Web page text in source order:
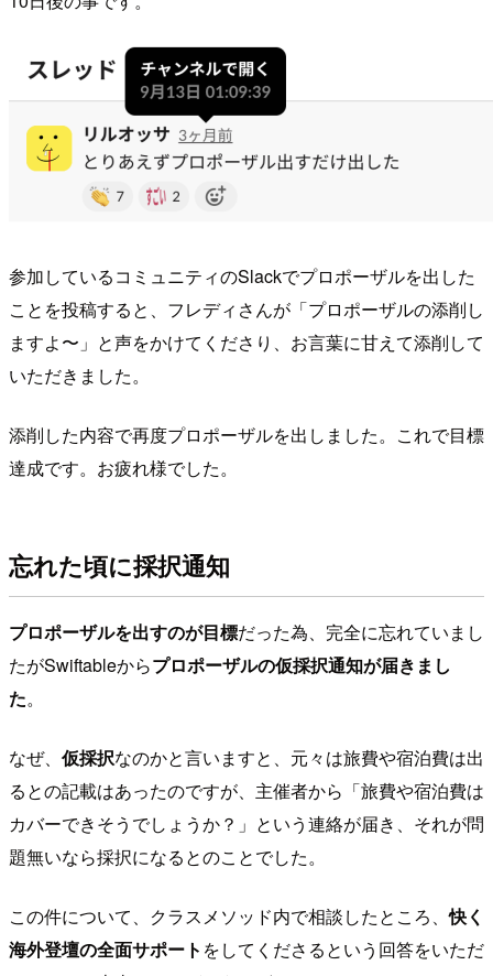
参加しているコミュニティのSlackでプロポーザルを出した
ことを投稿すると、フレディさんが「プロポーザルの添削し
ますよ〜」と声をかけてくださり、お言葉に甘えて添削して
いただきました。
添削した内容で再度プロポーザルを出しました。これで目標
達成です。お疲れ様でした。
忘れた頃に採択通知
プロポーザルを出すのが目標だった為、完全に忘れていまし
たがSwiftableからプロポーザルの仮採択通知が届きまし
た。
なぜ、 仮採択なのかと言いますと、元々は旅費や宿泊費は出
るとの記載はあったのですが、主催者から「旅費や宿泊費は
カバーできそうでしょうか？」という連絡が届き、それが問
題無いなら採択になるとのことでした。
この件について、クラスメソッド内で相談したところ、快く
海外登壇の全面サポート をしてくださるという回答をいただ